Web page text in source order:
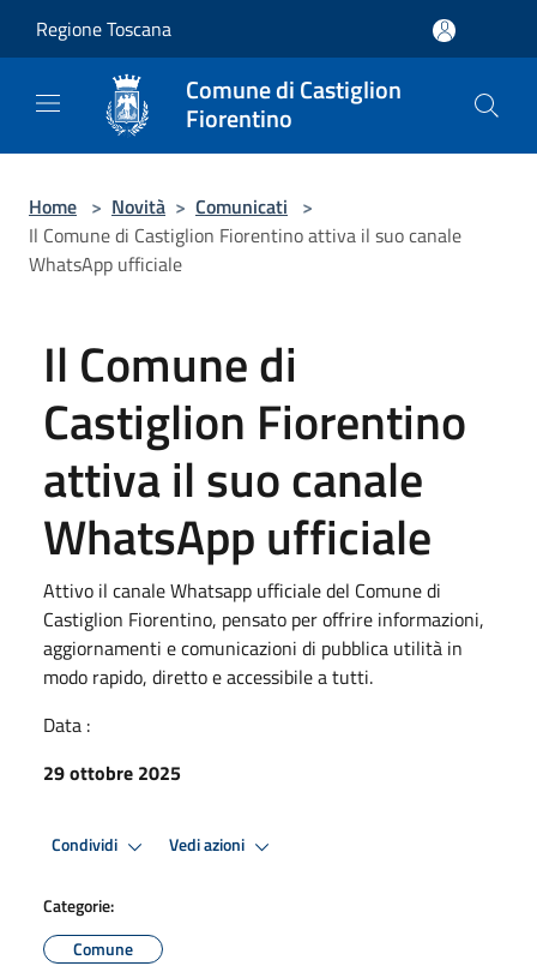
Regione Toscana
Comune di Castiglion
Fiorentino
Home > Novità > Comunicati >
Il Comune di Castiglion Fiorentino attiva il suo canale
WhatsApp ufficiale
Il Comune di
Castiglion Fiorentino
attiva il suo canale
WhatsApp ufficiale
Attivo il canale Whatsapp ufficiale del Comune di
Castiglion Fiorentino, pensato per offrire informazioni,
aggiornamenti e comunicazioni di pubblica utilità in
modo rapido, diretto e accessibile a tutti.
Data :
29 ottobre 2025
Condividi Vedi azioni
Categorie:
Comune